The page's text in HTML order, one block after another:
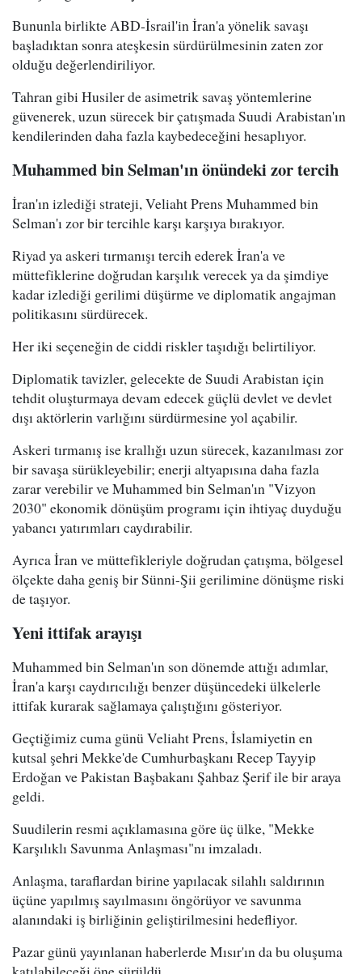
Bununla birlikte ABD-İsrail'in İran'a yönelik savaşı
başladıktan sonra ateşkesin sürdürülmesinin zaten zor
olduğu değerlendiriliyor.
Tahran gibi Husiler de asimetrik savaş yöntemlerine
güvenerek, uzun sürecek bir çatışmada Suudi Arabistan'ın
kendilerinden daha fazla kaybedeceğini hesaplıyor.
Muhammed bin Selman'ın önündeki zor tercih
İran'ın izlediği strateji, Veliaht Prens Muhammed bin
Selman'ı zor bir tercihle karşı karşıya bırakıyor.
Riyad ya askeri tırmanışı tercih ederek İran'a ve
müttefiklerine doğrudan karşılık verecek ya da şimdiye
kadar izlediği gerilimi düşürme ve diplomatik angajman
politikasını sürdürecek.
Her iki seçeneğin de ciddi riskler taşıdığı belirtiliyor.
Diplomatik tavizler, gelecekte de Suudi Arabistan için
tehdit oluşturmaya devam edecek güçlü devlet ve devlet
dışı aktörlerin varlığını sürdürmesine yol açabilir.
Askeri tırmanış ise krallığı uzun sürecek, kazanılması zor
bir savaşa sürükleyebilir; enerji altyapısına daha fazla
zarar verebilir ve Muhammed bin Selman'ın "Vizyon
2030" ekonomik dönüşüm programı için ihtiyaç duyduğu
yabancı yatırımları caydırabilir.
Ayrıca İran ve müttefikleriyle doğrudan çatışma, bölgesel
ölçekte daha geniş bir Sünni-Şii gerilimine dönüşme riski
de taşıyor.
Yeni ittifak arayışı
Muhammed bin Selman'ın son dönemde attığı adımlar,
İran'a karşı caydırıcılığı benzer düşüncedeki ülkelerle
ittifak kurarak sağlamaya çalıştığını gösteriyor.
Geçtiğimiz cuma günü Veliaht Prens, İslamiyetin en
kutsal şehri Mekke'de Cumhurbaşkanı Recep Tayyip
Erdoğan ve Pakistan Başbakanı Şahbaz Şerif ile bir araya
geldi.
Suudilerin resmi açıklamasına göre üç ülke, "Mekke
Karşılıklı Savunma Anlaşması"nı imzaladı.
Anlaşma, taraflardan birine yapılacak silahlı saldırının
üçüne yapılmış sayılmasını öngörüyor ve savunma
alanındaki iş birliğinin geliştirilmesini hedefliyor.
Pazar günü yayınlanan haberlerde Mısır'ın da bu oluşuma